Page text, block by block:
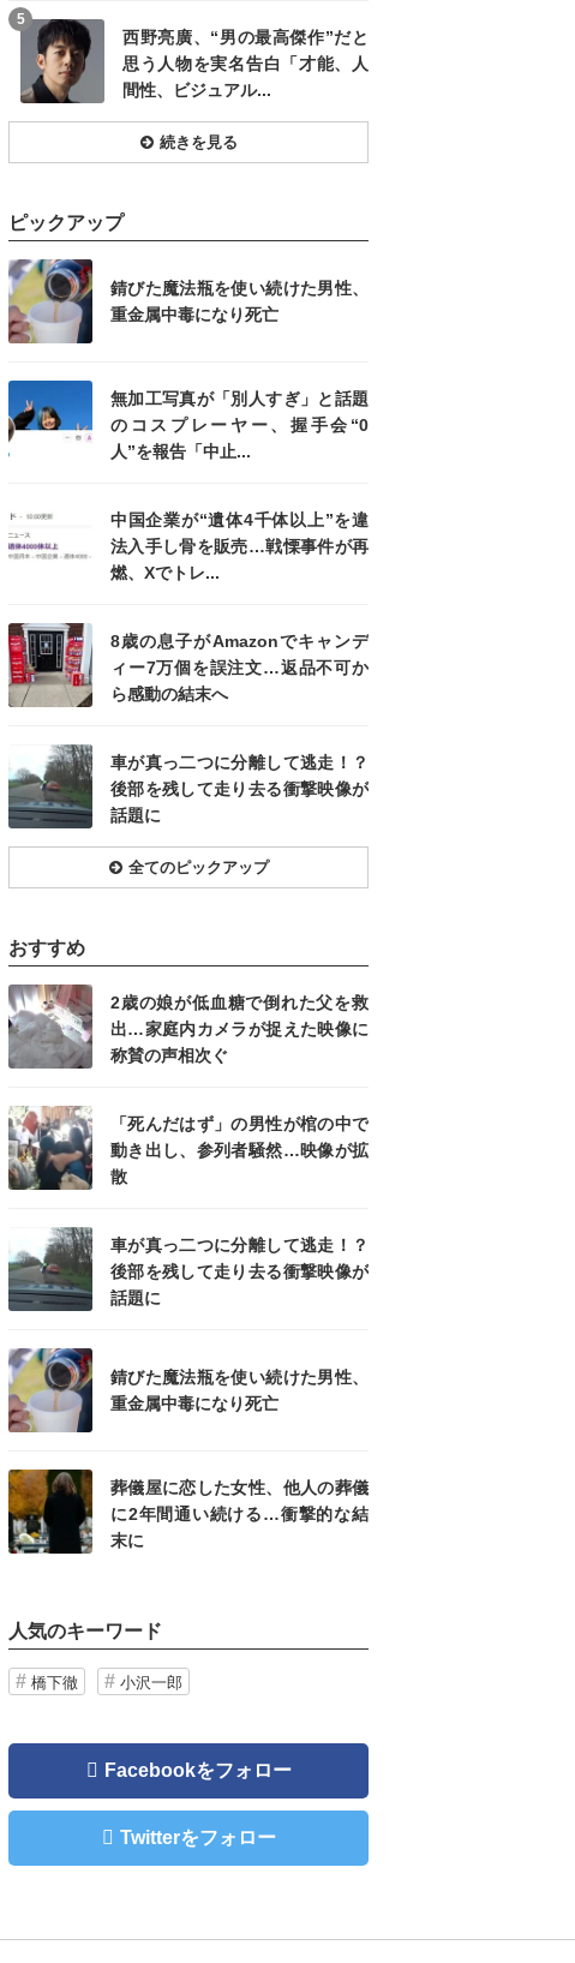
西野亮廣、“男の最高傑作”だと
思う人物を実名告白「才能、人
間性、ビジュアル...
5
続きを見る
ピックアップ
錆びた魔法瓶を使い続けた男性、
重金属中毒になり死亡
無加工写真が「別人すぎ」と話題
のコスプレーヤー、握手会“0
人”を報告「中止...
中国企業が“遺体4千体以上”を違
法入手し骨を販売…戦慄事件が再
燃、Xでトレ...
8歳の息子がAmazonでキャンデ
ィー7万個を誤注文…返品不可か
ら感動の結末へ
車が真っ二つに分離して逃走！？
後部を残して走り去る衝撃映像が
話題に
全てのピックアップ
おすすめ
2歳の娘が低血糖で倒れた父を救
出…家庭内カメラが捉えた映像に
称賛の声相次ぐ
「死んだはず」の男性が棺の中で
動き出し、参列者騒然…映像が拡
散
車が真っ二つに分離して逃走！？
後部を残して走り去る衝撃映像が
話題に
錆びた魔法瓶を使い続けた男性、
重金属中毒になり死亡
葬儀屋に恋した女性、他人の葬儀
に2年間通い続ける…衝撃的な結
末に
人気のキーワード
橋下徹 小沢一郎
Facebookをフォロー
Twitterをフォロー